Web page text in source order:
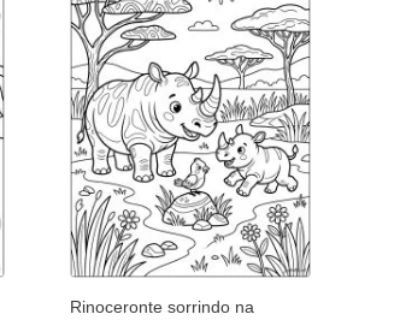
Rinoceronte sorrindo na